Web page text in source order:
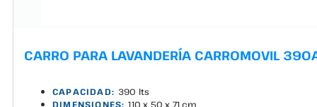
CARRO PARA LAVANDERÍA CARROMOVIL
CAPACIDAD: 390 lts
DIMENSIONES: 110 x 50 x 71 cm